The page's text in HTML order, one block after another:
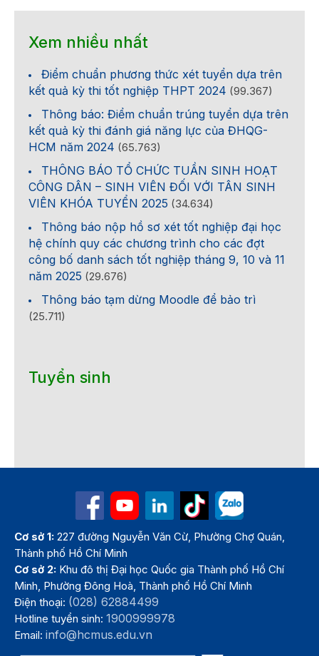
Xem nhiều nhất
Điểm chuẩn phương thức xét tuyển dựa trên
kết quả kỳ thi tốt nghiệp THPT 2024 (99.367)
Thông báo: Điểm chuẩn trúng tuyển dựa trên
kết quả kỳ thi đánh giá năng lực của ĐHQG-
HCM năm 2024 (65.763)
THÔNG BÁO TỔ CHỨC TUẦN SINH HOẠT
CÔNG DÂN – SINH VIÊN ĐỐI VỚI TÂN SINH
VIÊN KHÓA TUYỂN 2025 (34.634)
Thông báo nộp hồ sơ xét tốt nghiệp đại học
hệ chính quy các chương trình cho các đợt
công bố danh sách tốt nghiệp tháng 9, 10 và 11
năm 2025 (29.676)
Thông báo tạm dừng Moodle để bảo trì
(25.711)
Tuyển sinh
Cơ sở 1: 227 đường Nguyễn Văn Cừ, Phường Chợ Quán,
Thành phố Hồ Chí Minh
Cơ sở 2: Khu đô thị Đại học Quốc gia Thành phố Hồ Chí
Minh, Phường Đông Hoà, Thành phố Hồ Chí Minh
Điện thoại: (028) 62884499
Hotline tuyển sinh:1900999978
Email:info@hcmus.edu.vn